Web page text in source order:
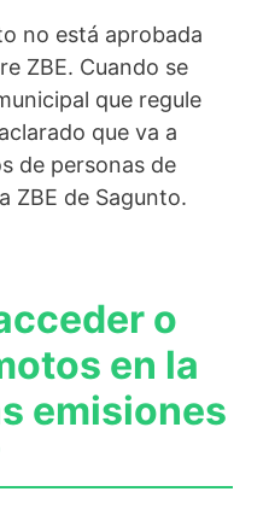
no está aprobada
ZBE. Cuando se
que regule
que va a
de personas de
ZBE de Sagunto.
o
en la
emisiones